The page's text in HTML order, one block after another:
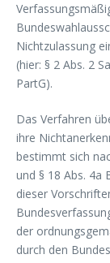
Nichtzulassung
(hier: § 2 Abs. 2
PartG).
Das Verfahren
ihre
bestimmt sich
und § 18 Abs. 4a
dieser
der
durch den